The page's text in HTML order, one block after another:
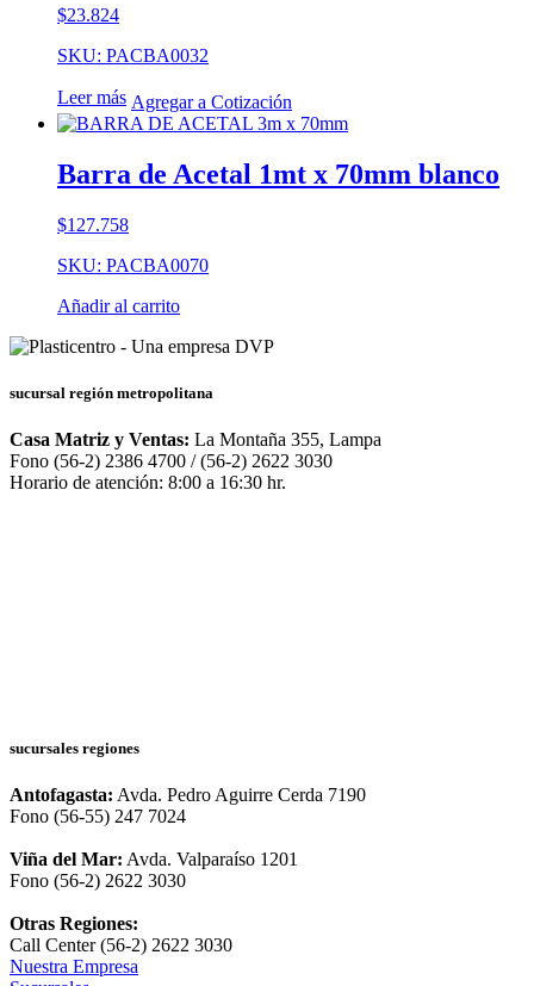
$23.824
SKU: PACBA0032
Leer más Agregar a Cotización
Barra de Acetal 1mt x 70mm blanco
$127.758
SKU: PACBA0070
Añadir al carrito
sucursal región metropolitana
Casa Matriz y Ventas: La Montaña 355, Lampa
Fono (56-2) 2386 4700 / (56-2) 2622 3030
Horario de atención: 8:00 a 16:30 hr.
sucursales regiones
Antofagasta: Avda. Pedro Aguirre Cerda 7190
Fono (56-55) 247 7024
Viña del Mar: Avda. Valparaíso 1201
Fono (56-2) 2622 3030
Otras Regiones:
Call Center (56-2) 2622 3030
Nuestra Empresa